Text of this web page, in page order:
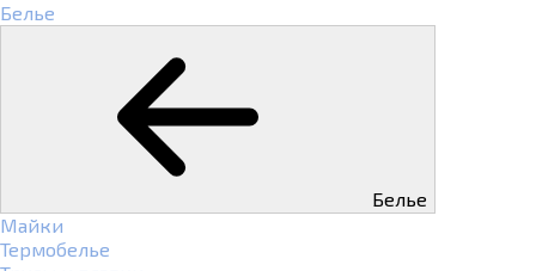
Белье
Белье
Майки
Термобелье